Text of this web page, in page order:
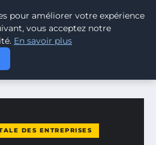
BLOG
SOCIÉTALE DES ENTREPRISES
FAÇONNE LA CULTURE…
DES ENTREPRISES
pour améliorer votre expérience
vous acceptez notre
En savoir plus